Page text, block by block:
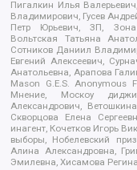
Пигалкин Илья
Владимирович, Гусев
Петр Юрьевич, ЗП,
Вольтская Татьяна
Сотников Даниил
Евгений Алексеевич,
Анатольевна, Арапова
Mason G.E.S. Anonymous
Мнение, Москоу
Александрович,
Скворцова Елена
инагент, Кочетков Игорь
выборы, Нобелевский
Алина Александровна,
Эмилевна, Хисамова